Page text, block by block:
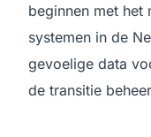
beginnen met het
systemen in de
gevoelige data
de transitie